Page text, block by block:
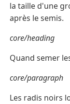
la taille d'une
après le semis.
core/heading
Quand semer
core/paragraph
Les radis noirs